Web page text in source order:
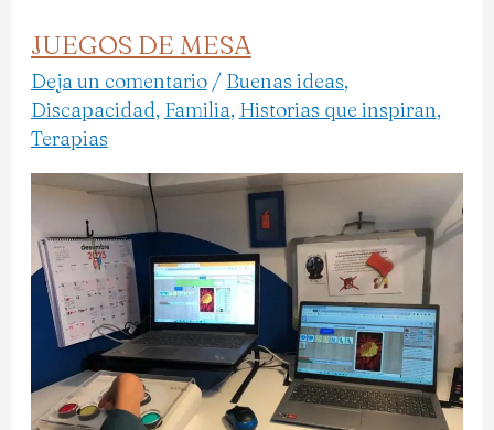
JUEGOS DE MESA
Deja un comentario / Buenas ideas,
Discapacidad, Familia, Historias que inspiran,
Terapias
JUEGOS
DE
MESA